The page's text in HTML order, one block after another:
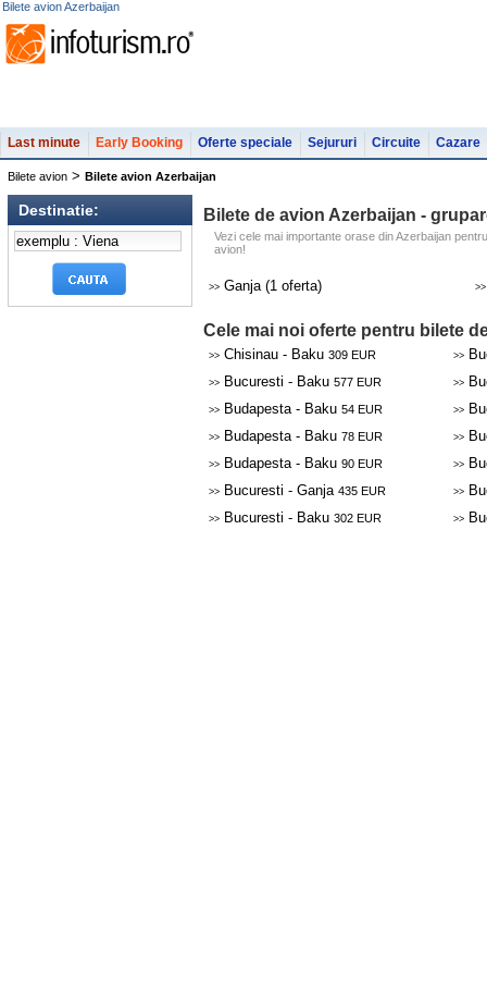
Bilete avion Azerbaijan
Last minute Early Booking Oferte speciale Sejururi Circuite Cazare
Bilete avion > Bilete avion Azerbaijan
Destinatie: Bilete de avion Azerbaijan -
Vezi cele mai importante orase din Azerbaijan
avion!
>> Ganja (1 oferta) >>
Cele mai noi oferte pentru bilete
>> Chisinau - Baku 309 EUR >>
>> Bucuresti - Baku 577 EUR >>
>> Budapesta - Baku 54 EUR >>
>> Budapesta - Baku 78 EUR >>
>> Budapesta - Baku 90 EUR >>
>> Bucuresti - Ganja 435 EUR >>
>> Bucuresti - Baku 302 EUR >>